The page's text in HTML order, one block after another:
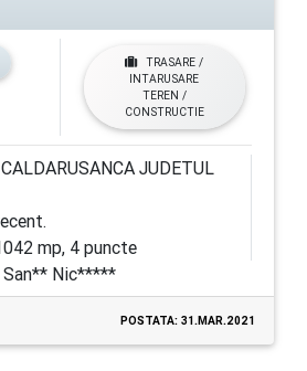
TRASARE /
INTARUSARE
TEREN /
CONSTRUCTIE
JUDETUL
mp, 4 puncte
San** Nic*****
POSTATA: 31.MAR.2021